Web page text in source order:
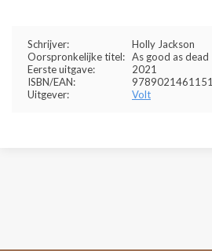
Schrijver:
Holly Jackson
Oorspronkelijke titel: As good as dead
Eerste uitgave:
2021
ISBN/EAN:
9789021461151
Uitgever:
Volt